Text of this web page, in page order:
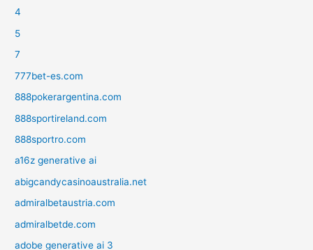
4
5
7
777bet-es.com
888pokerargentina.com
888sportireland.com
888sportro.com
a16z generative ai
abigcandycasinoaustralia.net
admiralbetaustria.com
admiralbetde.com
adobe generative ai 3